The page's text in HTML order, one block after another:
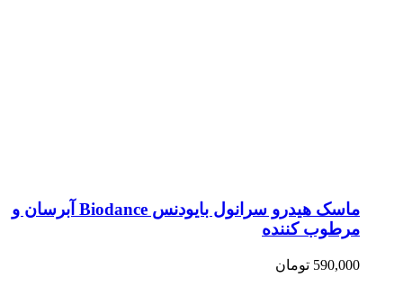
ماسک هیدرو سرانول بایودنس Biodance آبرسان و
مرطوب کننده
590,000 تومان